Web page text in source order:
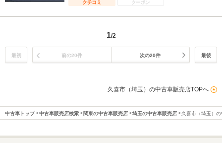
クチコミ
クーポン
1/2
最初 前の20件 次の20件 最後
久喜市（埼玉）の中古車販売店TOPへ
中古車トップ 中古車販売店検索 関東の中古車販売店 埼玉の中古車販売店 久喜市（埼玉）